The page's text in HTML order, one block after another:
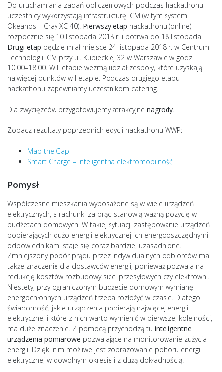
Do uruchamiania zadań obliczeniowych podczas hackathonu
uczestnicy wykorzystają infrastrukturę ICM (w tym system
Okeanos – Cray XC 40). Pierwszy etap hackathonu (online)
rozpocznie się 10 listopada 2018 r. i potrwa do 18 listopada.
Drugi etap będzie miał miejsce 24 listopada 2018 r. w Centrum
Technologii ICM przy ul. Kupieckiej 32 w Warszawie w godz.
10.00–18.00. W II etapie wezmą udział zespoły, które uzyskają
najwięcej punktów w I etapie. Podczas drugiego etapu
hackathonu zapewniamy uczestnikom catering.
Dla zwycięzców przygotowujemy atrakcyjne nagrody.
Zobacz rezultaty poprzednich edycji hackathonu WWP:
Map the Gap
Smart Charge – Inteligentna elektromobilność
Pomysł
Współczesne mieszkania wyposażone są w wiele urządzeń
elektrycznych, a rachunki za prąd stanowią ważną pozycję w
budżetach domowych. W takiej sytuacji zastępowanie urządzeń
pobierających dużo energii elektrycznej ich energooszczędnymi
odpowiednikami staje się coraz bardziej uzasadnione.
Zmniejszony pobór prądu przez indywidualnych odbiorców ma
także znaczenie dla dostawców energii, ponieważ pozwala na
redukcję kosztów rozbudowy sieci przesyłowych czy elektrowni.
Niestety, przy ograniczonym budżecie domowym wymianę
energochłonnych urządzeń trzeba rozłożyć w czasie. Dlatego
świadomość, jakie urządzenia pobierają najwięcej energii
elektrycznej i które z nich warto wymienić w pierwszej kolejności,
ma duże znaczenie. Z pomocą przychodzą tu inteligentne
urządzenia pomiarowe pozwalające na monitorowanie zużycia
energii. Dzięki nim możliwe jest zobrazowanie poboru energii
elektrycznej w dowolnym okresie i z dużą dokładnością.